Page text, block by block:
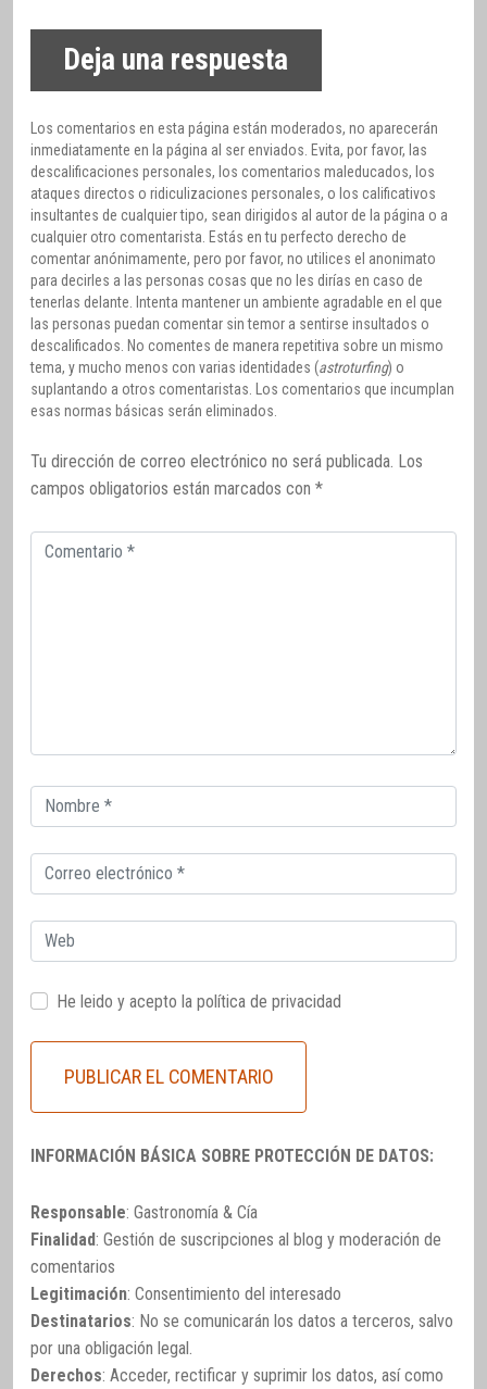
Deja una respuesta
Los comentarios en esta página están moderados, no aparecerán
inmediatamente en la página al ser enviados. Evita, por favor, las
descalificaciones personales, los comentarios maleducados, los
ataques directos o ridiculizaciones personales, o los calificativos
insultantes de cualquier tipo, sean dirigidos al autor de la página o a
cualquier otro comentarista. Estás en tu perfecto derecho de
comentar anónimamente, pero por favor, no utilices el anonimato
para decirles a las personas cosas que no les dirías en caso de
tenerlas delante. Intenta mantener un ambiente agradable en el que
las personas puedan comentar sin temor a sentirse insultados o
descalificados. No comentes de manera repetitiva sobre un mismo
tema, y mucho menos con varias identidades (astroturfing) o
suplantando a otros comentaristas. Los comentarios que incumplan
esas normas básicas serán eliminados.
Tu dirección de correo electrónico no será publicada. Los
campos obligatorios están marcados con *
Comentario
Correo
electrónico
Correo
electrónico
Web
He leido y acepto la política de privacidad
INFORMACIÓN BÁSICA SOBRE PROTECCIÓN DE DATOS:
Responsable: Gastronomía & Cía
Finalidad: Gestión de suscripciones al blog y moderación de
comentarios
Legitimación: Consentimiento del interesado
Destinatarios: No se comunicarán los datos a terceros, salvo
por una obligación legal.
Derechos: Acceder, rectificar y suprimir los datos, así como